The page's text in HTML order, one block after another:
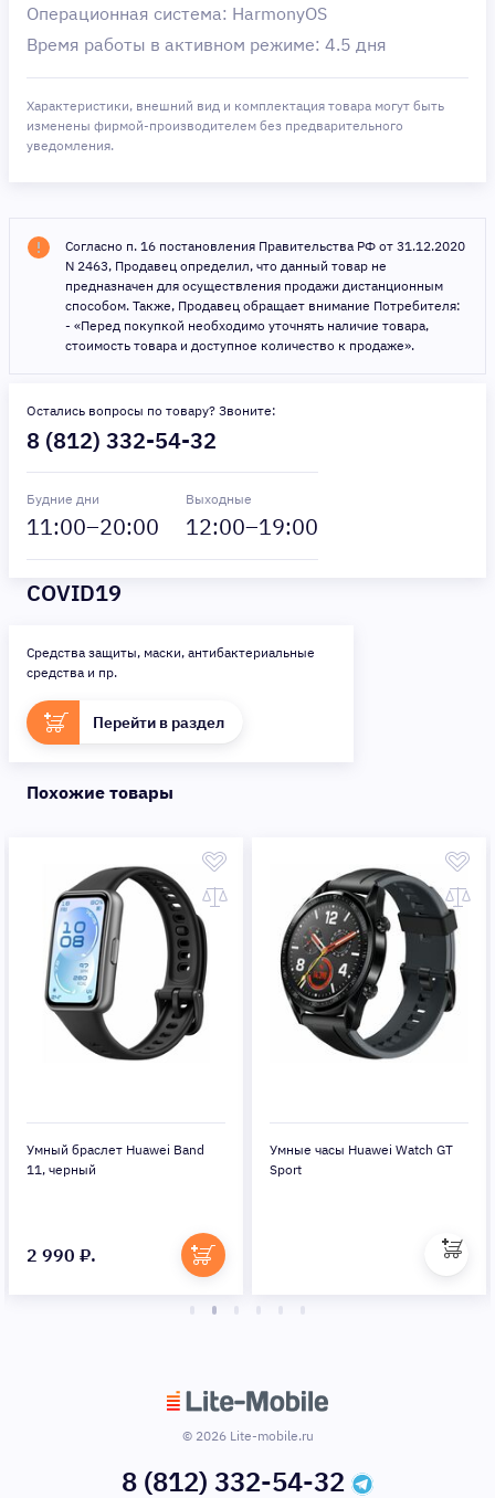
Операционная система: HarmonyOS
Время работы в активном режиме: 4.5 дня
Характеристики, внешний вид и комплектация товара могут быть
изменены фирмой-производителем без предварительного
уведомления.
Согласно п. 16 постановления Правительства РФ от 31.12.2020
N 2463, Продавец определил, что данный товар не
предназначен для осуществления продажи дистанционным
способом. Также, Продавец обращает внимание Потребителя:
- «Перед покупкой необходимо уточнять наличие товара,
стоимость товара и доступное количество к продаже».
Остались вопросы по товару? Звоните:
8 (812) 332-54-32
Будние дни
11:00–20:00
Выходные
12:00–19:00
COVID19
Средства защиты, маски, антибактериальные
средства и пр.
Перейти в раздел
Похожие товары
Умный браслет Huawei Band
11, черный
2 990 ₽.
Умные часы Huawei Watch GT
Sport
© 2026 Lite-mobile.ru
8 (812) 332-54-32